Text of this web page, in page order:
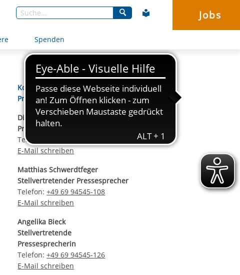
Spenden
Jobs
Kontaktdaten unseres
Presseteams
Dirk Altbürger
Pressesprecher
Telefon:
E-Mail schreiben
Matthias Schwerdtfeger
Stellvertretender Pressesprecher
Telefon:+49 69 94545-108
E-Mail schreiben
Angelika Bieck
Stellvertretende
Pressesprecherin
Telefon:+49 69 94545-126
E-Mail schreiben